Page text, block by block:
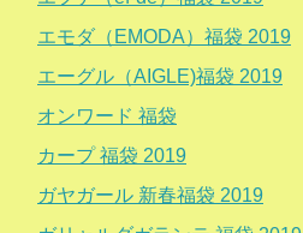
エモダ（EMODA）福袋 2019
エーグル（AIGLE)福袋 2019
オンワード 福袋
カープ 福袋 2019
ガヤガール 新春福袋 2019